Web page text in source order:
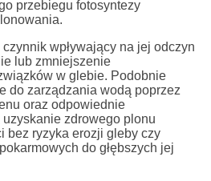
przebiegu fotosyntezy
wpływający na jej odczyn
lub zmniejszenie
w glebie. Podobnie
do zarządzania wodą poprzez
oraz odpowiednie
zdrowego plonu
bez ryzyka erozji gleby czy
do głębszych jej